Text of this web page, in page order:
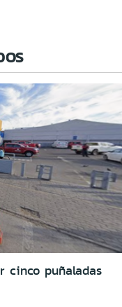
cinco puñaladas